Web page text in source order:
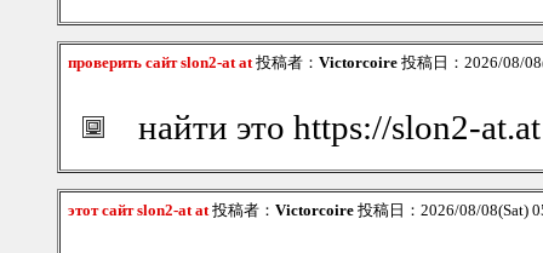
проверить сайт slon2-at at投稿者： Victorcoire 投稿日：2026/08/
найти это https://slon2-at.at
этот сайт slon2-at at投稿者： Victorcoire 投稿日：2026/08/08(Sat)